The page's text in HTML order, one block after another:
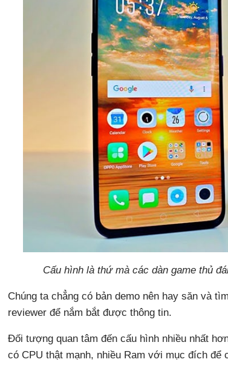
Cấu hình là thứ mà các dàn game thủ
Chúng ta chẳng có bản demo nên hay săn và
reviewer để nắm bắt được thông tin.
Đối tượng quan tâm đến cấu hình nhiều nhất
có CPU thật mạnh, nhiều Ram với mục đích